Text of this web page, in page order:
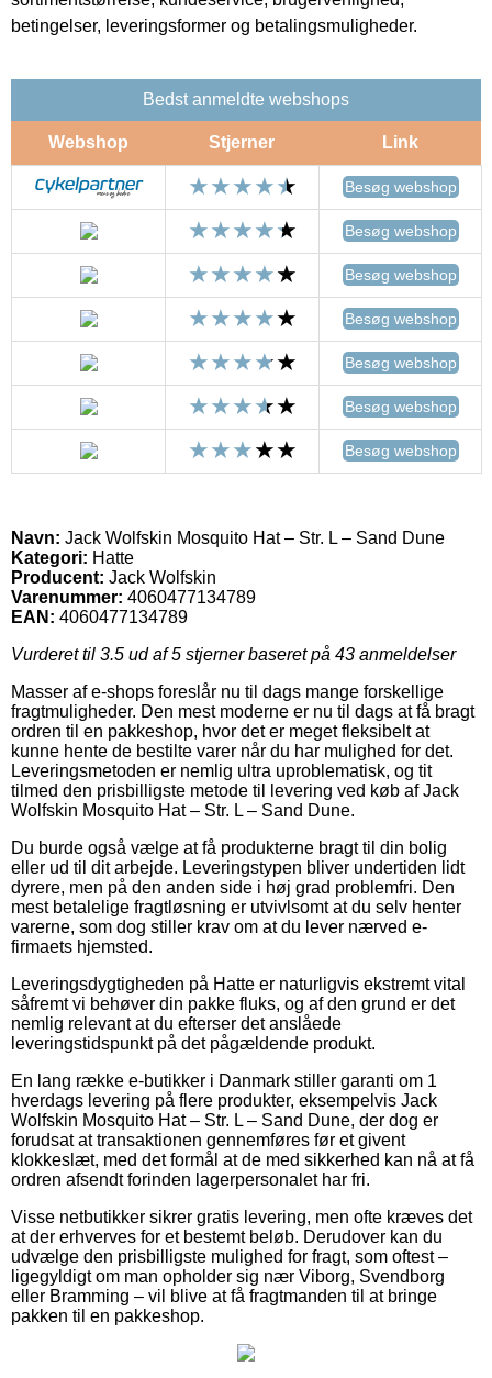
betingelser, leveringsformer og betalingsmuligheder.
Bedst anmeldte webshops
Webshop Stjerner Link
Besøg webshop
Besøg webshop
Besøg webshop
Besøg webshop
Besøg webshop
Besøg webshop
Besøg webshop
Navn: Jack Wolfskin Mosquito Hat – Str. L – Sand Dune
Kategori: Hatte
Producent: Jack Wolfskin
Varenummer: 4060477134789
EAN: 4060477134789
Vurderet til 3.5 ud af 5 stjerner baseret på 43 anmeldelser
Masser af e-shops foreslår nu til dags mange forskellige
fragtmuligheder. Den mest moderne er nu til dags at få bragt
ordren til en pakkeshop, hvor det er meget fleksibelt at
kunne hente de bestilte varer når du har mulighed for det.
Leveringsmetoden er nemlig ultra uproblematisk, og tit
tilmed den prisbilligste metode til levering ved køb af Jack
Wolfskin Mosquito Hat – Str. L – Sand Dune.
Du burde også vælge at få produkterne bragt til din bolig
eller ud til dit arbejde. Leveringstypen bliver undertiden lidt
dyrere, men på den anden side i høj grad problemfri. Den
mest betalelige fragtløsning er utvivlsomt at du selv henter
varerne, som dog stiller krav om at du lever nærved e-
firmaets hjemsted.
Leveringsdygtigheden på Hatte er naturligvis ekstremt vital
såfremt vi behøver din pakke fluks, og af den grund er det
nemlig relevant at du efterser det anslåede
leveringstidspunkt på det pågældende produkt.
En lang række e-butikker i Danmark stiller garanti om 1
hverdags levering på flere produkter, eksempelvis Jack
Wolfskin Mosquito Hat – Str. L – Sand Dune, der dog er
forudsat at transaktionen gennemføres før et givent
klokkeslæt, med det formål at de med sikkerhed kan nå at få
ordren afsendt forinden lagerpersonalet har fri.
Visse netbutikker sikrer gratis levering, men ofte kræves det
at der erhverves for et bestemt beløb. Derudover kan du
udvælge den prisbilligste mulighed for fragt, som oftest –
ligegyldigt om man opholder sig nær Viborg, Svendborg
eller Bramming – vil blive at få fragtmanden til at bringe
pakken til en pakkeshop.